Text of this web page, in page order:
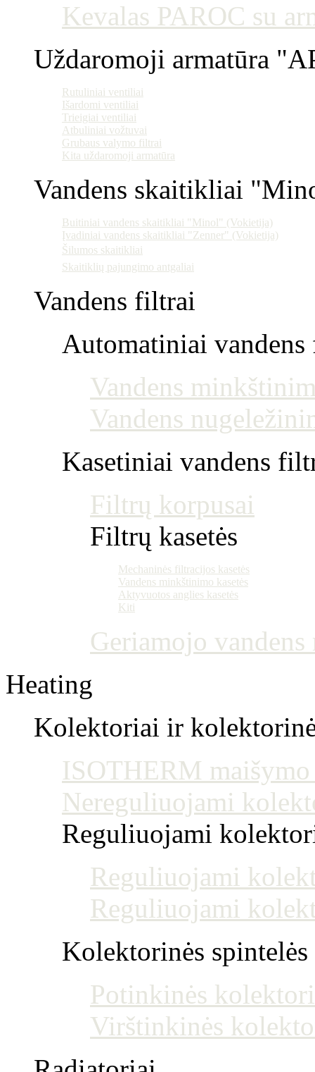
Kevalas PAROC su
Uždaromoji armatūra
Rutuliniai ventiliai
Išardomi ventiliai
Trieigiai ventiliai
Atbuliniai vožtuvai
Grubaus valymo filtrai
Kita uždaromoji armatūra
Vandens skaitikliai
Buitiniai vandens skaitikliai "Minol" (Vokietija)
Įvadiniai vandens skaitikliai "Zenner" (Vokietija)
Šilumos skaitikliai
Skaitiklių pajungimo antgaliai
Vandens filtrai
Automatiniai
Vandens
Vandens
Kasetiniai vandens
Filtrų korpusai
Filtrų kasetės
Mechaninės filtracijos kasetės
Vandens minkštinimo kasetės
Aktyvuotos anglies kasetės
Kiti
Geriamojo
Heating
Kolektoriai ir
ISOTHERM
Nereguliuojami
Reguliuojami
Reguliuojami
Reguliuojami
Kolektorinės spintelės
Potinkinės
Virštinkinės